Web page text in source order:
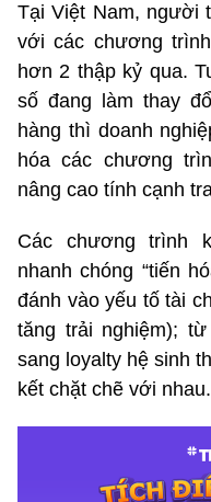
Tại Việt Nam, người
với các chương
hơn 2 thập kỷ qua.
số đang làm thay
hàng thì doanh
hóa các chương
nâng cao tính cạnh
Các chương trình
nhanh chóng “tiến
đánh vào yếu tố tài
tăng trải nghiệm);
sang loyalty hệ sinh
kết chặt chẽ với nhau.